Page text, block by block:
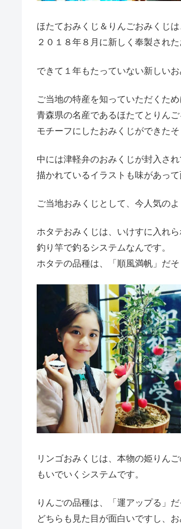
ほたておみくじ＆りんごおみくじ
２０１８年８月に新しく奉製された
できて１年もたっていない新しいお
ご当地の特産を知っていただくため
青森県の名産であるほたてとりんご
モチーフにしたおみくじができたそ
中には津軽弁のおみくじが封入され
描かれているイラストも味があって
ご当地おみくじとして、今人気のよ
ホタテおみくじは、いけすに入れ
釣り竿で釣るシステムなんです。
ホタテの品種は、「順風満帆」だそ
リンゴおみくじは、本物の姫りん
もいでいくシステムです。
りんごの品種は、「運アップる」だ
どちらも見た目が面白いですし、